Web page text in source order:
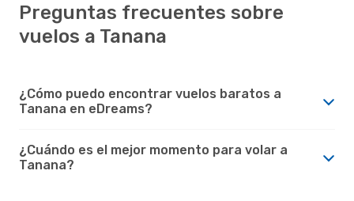
Preguntas frecuentes sobre
vuelos a Tanana
¿Cómo puedo encontrar vuelos baratos a
Tanana en eDreams?
¿Cuándo es el mejor momento para volar a
Tanana?